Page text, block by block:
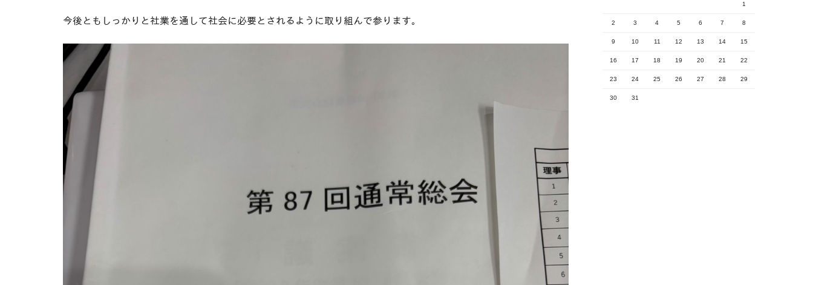
今後ともしっかりと社業を通して社会に必要とされるように取り組んで参ります。
1
2 3 4 5 6 7 8
9 10 11 12 13 14 15
16 17 18 19 20 21 22
23 24 25 26 27 28 29
30 31